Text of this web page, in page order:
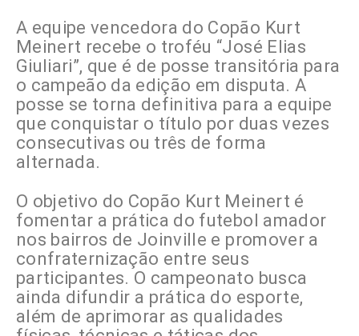
A equipe vencedora do Copão Kurt
Meinert recebe o troféu “José Elias
Giuliari”, que é de posse transitória para
o campeão da edição em disputa. A
posse se torna definitiva para a equipe
que conquistar o título por duas vezes
consecutivas ou três de forma
alternada.
O objetivo do Copão Kurt Meinert é
fomentar a prática do futebol amador
nos bairros de Joinville e promover a
confraternização entre seus
participantes. O campeonato busca
ainda difundir a prática do esporte,
além de aprimorar as qualidades